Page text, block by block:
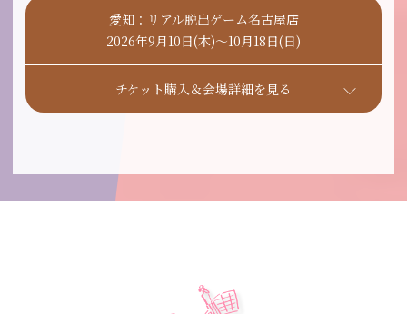
愛知：リアル脱出ゲーム名古屋店
2026年9月10日(木)〜10月18日(日)
チケット購入＆会場詳細を見る